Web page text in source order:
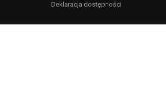
Deklaracja dostępności